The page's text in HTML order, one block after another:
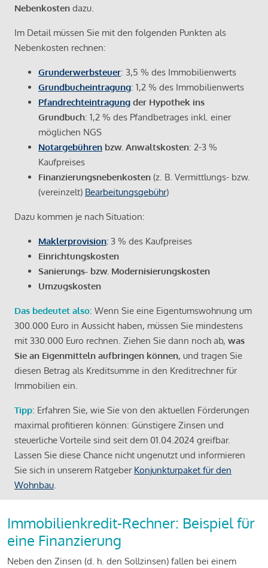
Nebenkosten dazu.
Im Detail müssen Sie mit den folgenden Punkten als
Nebenkosten rechnen:
Grunderwerbsteuer: 3,5 % des Immobilienwerts
Grundbucheintragung: 1,2 % des Immobilienwerts
Pfandrechteintragung der Hypothek ins
Grundbuch: 1,2 % des Pfandbetrages inkl. einer
möglichen NGS
Notargebühren bzw. Anwaltskosten: 2-3 %
Kaufpreises
Finanzierungsnebenkosten (z. B. Vermittlungs- bzw.
(vereinzelt) Bearbeitungsgebühr)
Dazu kommen je nach Situation:
Maklerprovision: 3 % des Kaufpreises
Einrichtungskosten
Sanierungs- bzw. Modernisierungskosten
Umzugskosten
Das bedeutet also: Wenn Sie eine Eigentumswohnung um
300.000 Euro in Aussicht haben, müssen Sie mindestens
mit 330.000 Euro rechnen. Ziehen Sie dann noch ab, was
Sie an Eigenmitteln aufbringen können, und tragen Sie
diesen Betrag als Kreditsumme in den Kreditrechner für
Immobilien ein.
Tipp: Erfahren Sie, wie Sie von den aktuellen Förderungen
maximal profitieren können: Günstigere Zinsen und
steuerliche Vorteile sind seit dem 01.04.2024 greifbar.
Lassen Sie diese Chance nicht ungenutzt und informieren
Sie sich in unserem Ratgeber Konjunkturpaket für den
Wohnbau.
Immobilienkredit-Rechner: Beispiel für
eine Finanzierung
Neben den Zinsen (d. h. den Sollzinsen) fallen bei einem